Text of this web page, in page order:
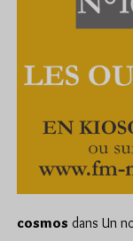
cosmos dans Un